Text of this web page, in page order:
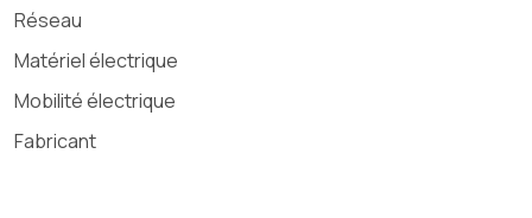
Réseau
Matériel électrique
Mobilité électrique
Fabricant